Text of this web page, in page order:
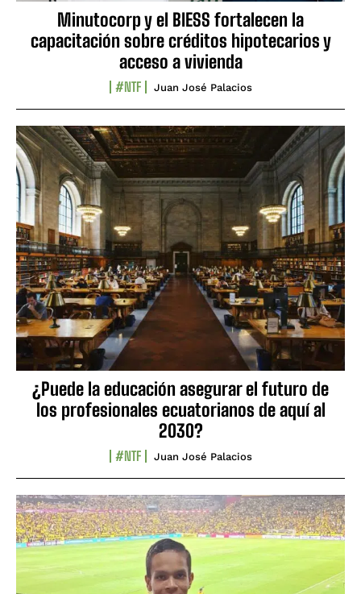
Minutocorp y el BIESS fortalecen la
capacitación sobre créditos hipotecarios y
acceso a vivienda
#NTF Juan José Palacios
¿Puede la educación asegurar el futuro de
los profesionales ecuatorianos de aquí al
2030?
#NTF Juan José Palacios